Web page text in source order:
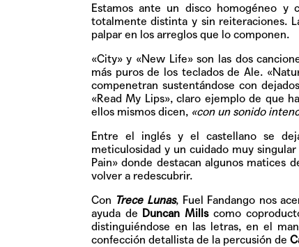
Estamos ante un disco homogéneo y
totalmente distinta y sin reiteraciones.
palpar en los arreglos que lo componen.
«City» y «New Life» son las dos
más puros de los teclados de Ale.
compenetran sustentándose con
«Read My Lips», claro ejemplo de que
ellos mismos dicen, «con un sonido
Entre el inglés y el castellano se
meticulosidad y un cuidado muy
Pain» donde destacan algunos matices
volver a redescubrir.
Con Trece Lunas, Fuel Fandango nos
ayuda de Duncan Millscomo
distinguiéndose en las letras, en el
confección detallista de la percusión de